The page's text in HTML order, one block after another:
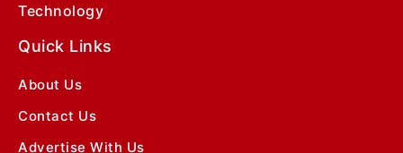
Technology
Quick Links
About Us
Contact Us
Advertise With Us